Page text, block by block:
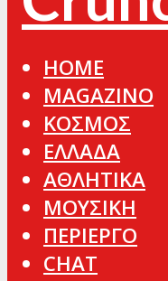
HOME
MAGAZINO
ΚΟΣΜΟΣ
ΕΛΛΑΔΑ
ΑΘΛΗΤΙΚΑ
ΜΟΥΣΙΚΗ
ΠΕΡΙΕΡΓΟ
CHAT